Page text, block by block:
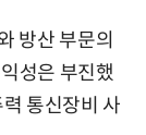
방산 부문의
성은 부진했
통신장비 사